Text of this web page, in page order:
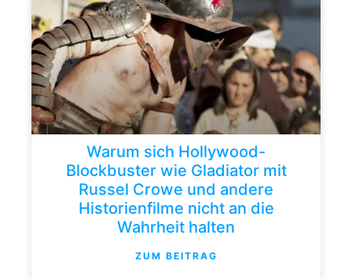
Warum sich Hollywood-
Blockbuster wie Gladiator mit
Russel Crowe und andere
Historienfilme nicht an die
Wahrheit halten
ZUM BEITRAG